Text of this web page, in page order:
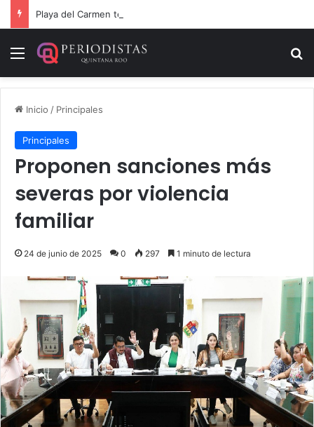
Menú
Inicio / Principales
Principales
Proponen sanciones más
severas por violencia
familiar
24 de junio de 2025 0 297 1 minuto de lectura